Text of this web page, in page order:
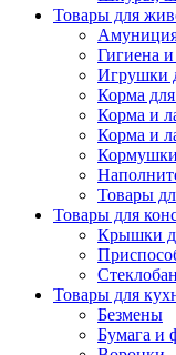
Товары для
Гигиена
Игрушки
Корма
Корма и
Корма и
Товары
Товары для
Крышки
Товары для
Безмены
Бумага и